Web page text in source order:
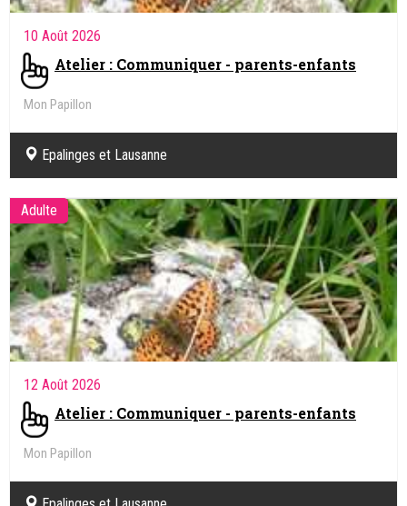
10 Août 2026
Atelier : Communiquer - parents-enfants
Mon Papillon
Epalinges et Lausanne
Adulte
12 Août 2026
Atelier : Communiquer - parents-enfants
Mon Papillon